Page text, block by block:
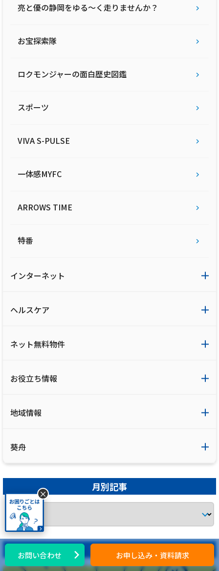
亮と優の静岡をゆる〜く走りませんか？
お宝探索隊
ロクモンジャーの面白歴史図鑑
スポーツ
VIVA S-PULSE
一体感MYFC
ARROWS TIME
特番
インターネット
ヘルスケア
ネット無料物件
お役立ち情報
地域情報
葵舟
月別記事
お問い合わせ お申し込み・資料請求
×